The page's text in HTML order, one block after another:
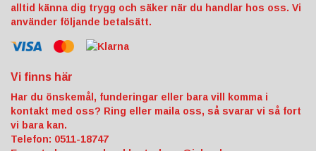
alltid känna dig trygg och säker när du handlar hos oss. Vi
använder följande betalsätt.
Vi finns här
Har du önskemål, funderingar eller bara vill komma i
kontakt med oss? Ring eller maila oss, så svarar vi så fort
vi bara kan.
Telefon: 0511-18747